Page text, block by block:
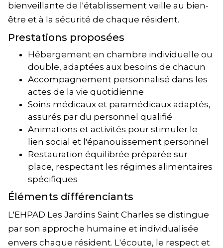
bienveillante de l'établissement veille au bien-
être et à la sécurité de chaque résident.
Prestations proposées
Hébergement en chambre individuelle ou
double, adaptées aux besoins de chacun
Accompagnement personnalisé dans les
actes de la vie quotidienne
Soins médicaux et paramédicaux adaptés,
assurés par du personnel qualifié
Animations et activités pour stimuler le
lien social et l'épanouissement personnel
Restauration équilibrée préparée sur
place, respectant les régimes alimentaires
spécifiques
Éléments différenciants
L'EHPAD Les Jardins Saint Charles se distingue
par son approche humaine et individualisée
envers chaque résident. L'écoute, le respect et